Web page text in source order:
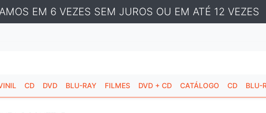
EM 6 VEZES SEM JUROS OU EM ATÉ 12 VEZES
CD DVD BLU-RAY FILMES DVD + CD CATÁLOGO CD BLU-